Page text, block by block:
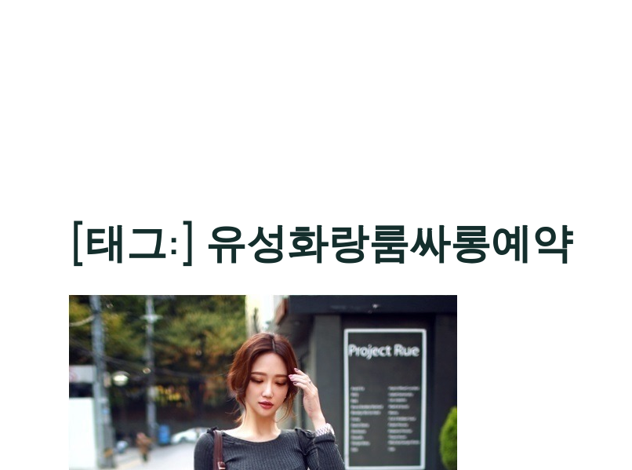
[태그:] 유성화랑룸싸롱예약